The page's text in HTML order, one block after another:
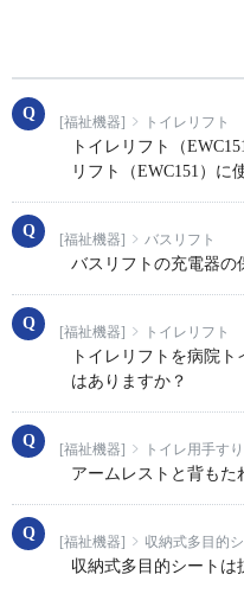
[福祉機器] トイレリフト
トイレリフト（
リフト（EWC151）に
[福祉機器] バスリフト
バスリフトの充電器の
[福祉機器] トイレリフト
トイレリフトを病院
はありますか？
[福祉機器] トイレ用手す
アームレストと背も
[福祉機器] 収納式多目的
収納式多目的シートは